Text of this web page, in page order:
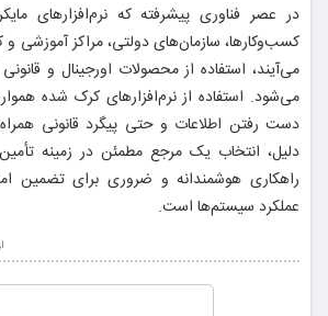
در عصر فناوری پیشرفته که نرم‌افزارهای
کسب‌وکارها، سازمان‌های دولتی، مراکز آموزشی
می‌آیند، استفاده از محصولات اورجینال و
می‌شود. استفاده از نرم‌افزارهای کرک شده
دست رفتن اطلاعات و حتی پیگرد قانونی
دلیل، انتخاب یک مرجع مطمئن در زمینه
راهکاری هوشمندانه و ضروری برای تضمین
عملکرد سیستم‌ها است.